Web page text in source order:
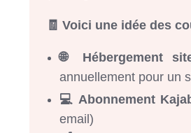
🧾 Voici une idée des
🌐 Hébergement
annuellement pour un
💻 Abonnement
email)